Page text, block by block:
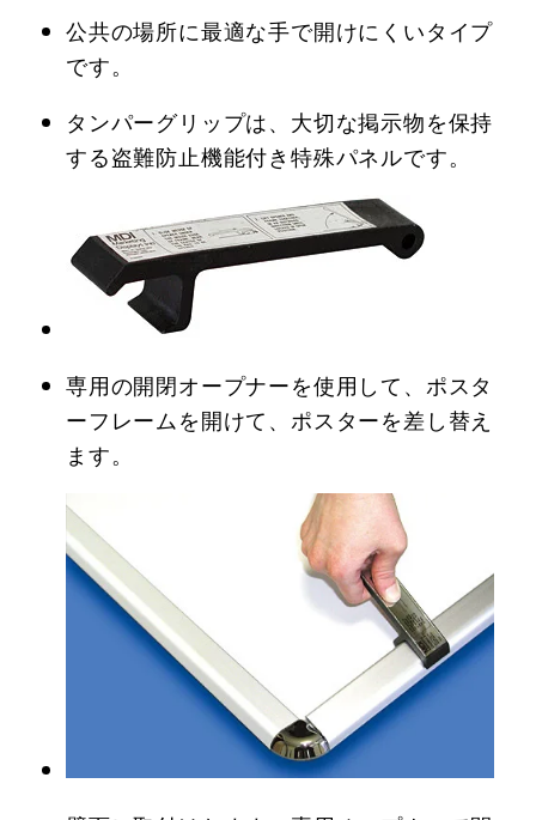
公共の場所に最適な手で開けにくいタイプ
です。
タンパーグリップは、大切な掲示物を保持
する盗難防止機能付き特殊パネルです。
専用の開閉オープナーを使用して、ポスタ
ーフレームを開けて、ポスターを差し替え
ます。